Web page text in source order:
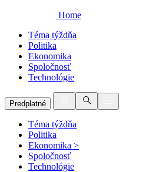
Home
Téma týždňa
Politika
Ekonomika
Spoločnosť
Technológie
Predplatné
Téma týždňa
Politika
Ekonomika >
Spoločnosť
Technológie